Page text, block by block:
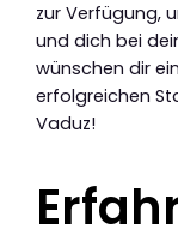
zur Verfügung,
und dich bei
wünschen dir
erfolgreichen
Vaduz!